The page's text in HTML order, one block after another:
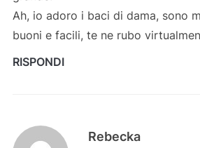
Ah, io adoro i baci di dama, sono
buoni e facili, te ne rubo
RISPONDI
Rebecka